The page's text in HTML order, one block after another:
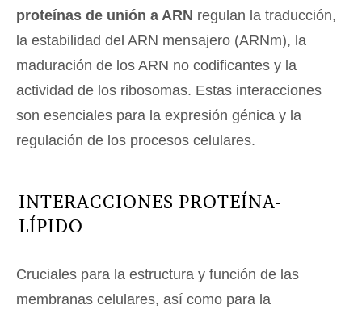
proteínas de unión a ARN regulan la traducción,
la estabilidad del ARN mensajero (ARNm), la
maduración de los ARN no codificantes y la
actividad de los ribosomas. Estas interacciones
son esenciales para la expresión génica y la
regulación de los procesos celulares.
INTERACCIONES PROTEÍNA-
LÍPIDO
Cruciales para la estructura y función de las
membranas celulares, así como para la